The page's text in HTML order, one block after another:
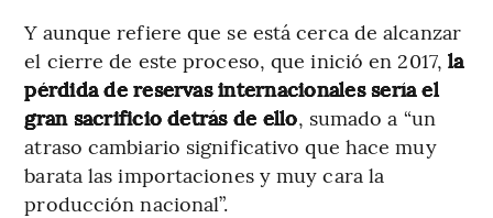
Y aunque refiere que se está cerca de alcanzar
el cierre de este proceso, que inició en 2017,la
pérdida de reservas internacionales sería el
gran sacrificio detrás de ello, sumado a “un
atraso cambiario significativo que hace muy
barata las importaciones y muy cara la
producción nacional”.